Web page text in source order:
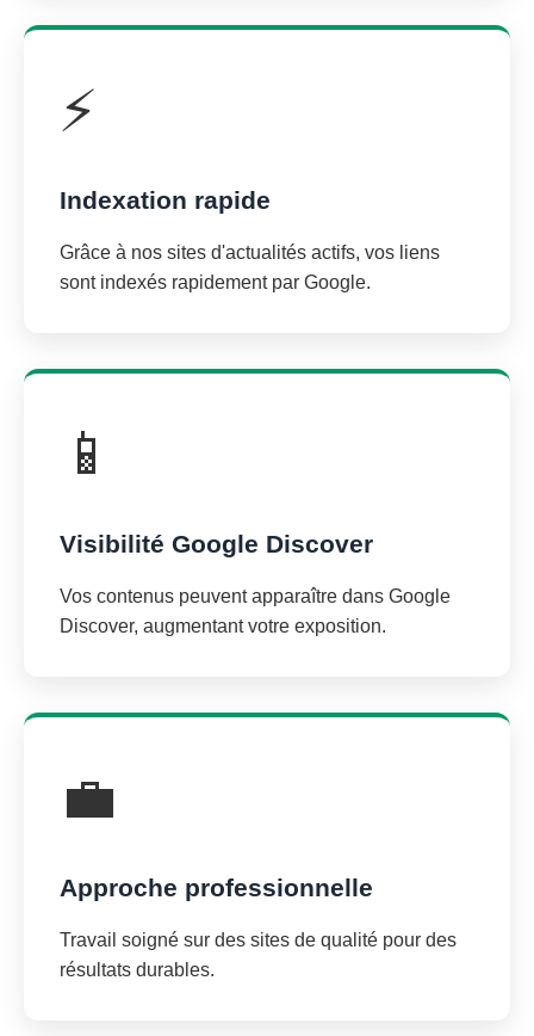
⚡
Indexation rapide
Grâce à nos sites d'actualités actifs, vos liens
sont indexés rapidement par Google.
📱
Visibilité Google Discover
Vos contenus peuvent apparaître dans Google
Discover, augmentant votre exposition.
💼
Approche professionnelle
Travail soigné sur des sites de qualité pour des
résultats durables.